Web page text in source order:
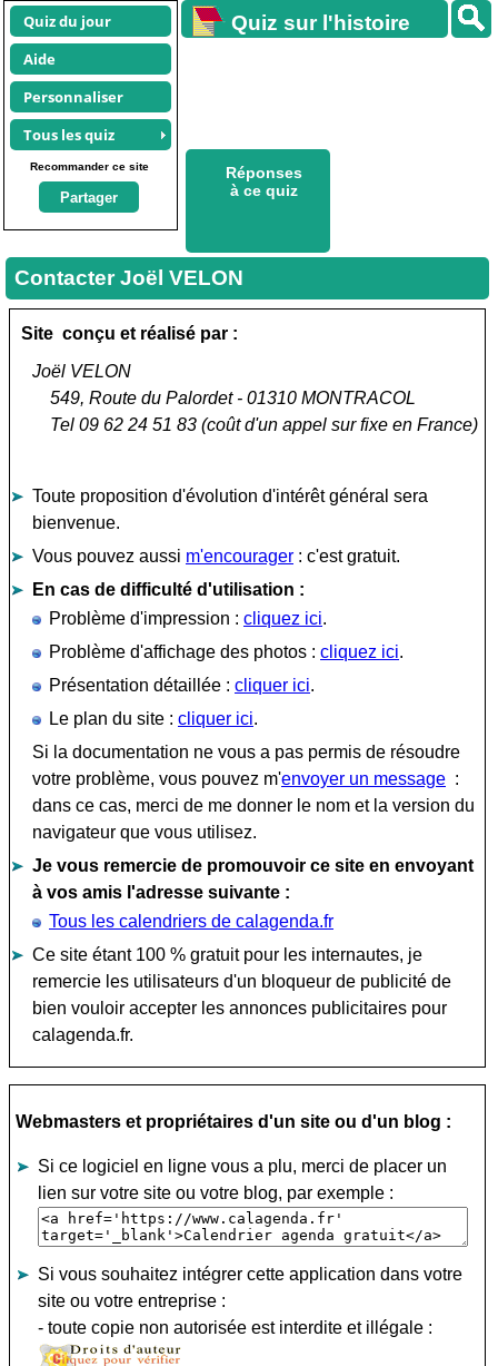
Quiz du jour
Aide
Personnaliser
Tous les quiz
Recommander ce site
Partager
Quiz sur l'histoire
Réponses
à ce quiz
Contacter Joël VELON
Site conçu et réalisé par :
Joël VELON
549, Route du Palordet - 01310 MONTRACOL
Tel 09 62 24 51 83 (coût d'un appel sur fixe en France)
Toute proposition d'évolution d'intérêt général sera
bienvenue.
Vous pouvez aussi m'encourager : c'est gratuit.
En cas de difficulté d'utilisation :
Problème d'impression : cliquez ici.
Problème d'affichage des photos : cliquez ici.
Présentation détaillée : cliquer ici.
Le plan du site : cliquer ici.
Si la documentation ne vous a pas permis de résoudre
votre problème, vous pouvez m'envoyer un message :
dans ce cas, merci de me donner le nom et la version du
navigateur que vous utilisez.
Je vous remercie de promouvoir ce site en envoyant
à vos amis l'adresse suivante :
Tous les calendriers de calagenda.fr
Ce site étant 100 % gratuit pour les internautes, je
remercie les utilisateurs d'un bloqueur de publicité de
bien vouloir accepter les annonces publicitaires pour
calagenda.fr.
Webmasters et propriétaires d'un site ou d'un blog :
Si ce logiciel en ligne vous a plu, merci de placer un
lien sur votre site ou votre blog, par exemple :
Si vous souhaitez intégrer cette application dans votre
site ou votre entreprise :
- toute copie non autorisée est interdite et illégale :